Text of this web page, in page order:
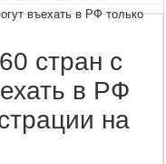
стран с
в РФ
на